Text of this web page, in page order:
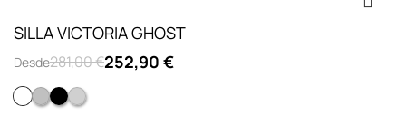
SILLA VICTORIA GHOST
Desde281,00 €252,90 €
Cristal
Blanco opaco
Negro opaco
Fume transparente